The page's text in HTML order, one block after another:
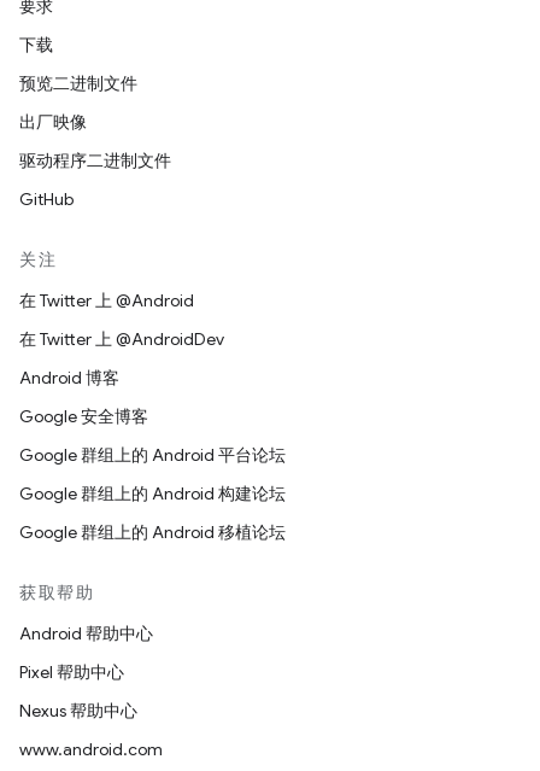
要求
下载
预览二进制文件
出厂映像
驱动程序二进制文件
GitHub
关注
在 Twitter 上 @Android
在 Twitter 上 @AndroidDev
Android 博客
Google 安全博客
Google 群组上的 Android 平台论坛
Google 群组上的 Android 构建论坛
Google 群组上的 Android 移植论坛
获取帮助
Android 帮助中心
Pixel 帮助中心
Nexus 帮助中心
www.android.com